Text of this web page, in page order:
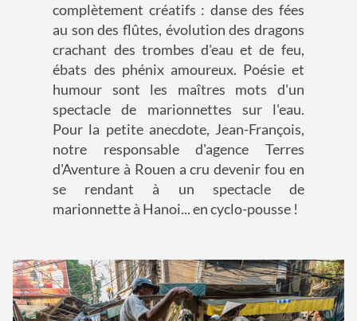
complètement créatifs : danse des fées
au son des flûtes, évolution des dragons
crachant des trombes d'eau et de feu,
ébats des phénix amoureux. Poésie et
humour sont les maîtres mots d'un
spectacle de marionnettes sur l'eau.
Pour la petite anecdote, Jean-François,
notre responsable d'agence Terres
d'Aventure à Rouen a cru devenir fou en
se rendant à un spectacle de
marionnette à Hanoi... en cyclo-pousse !